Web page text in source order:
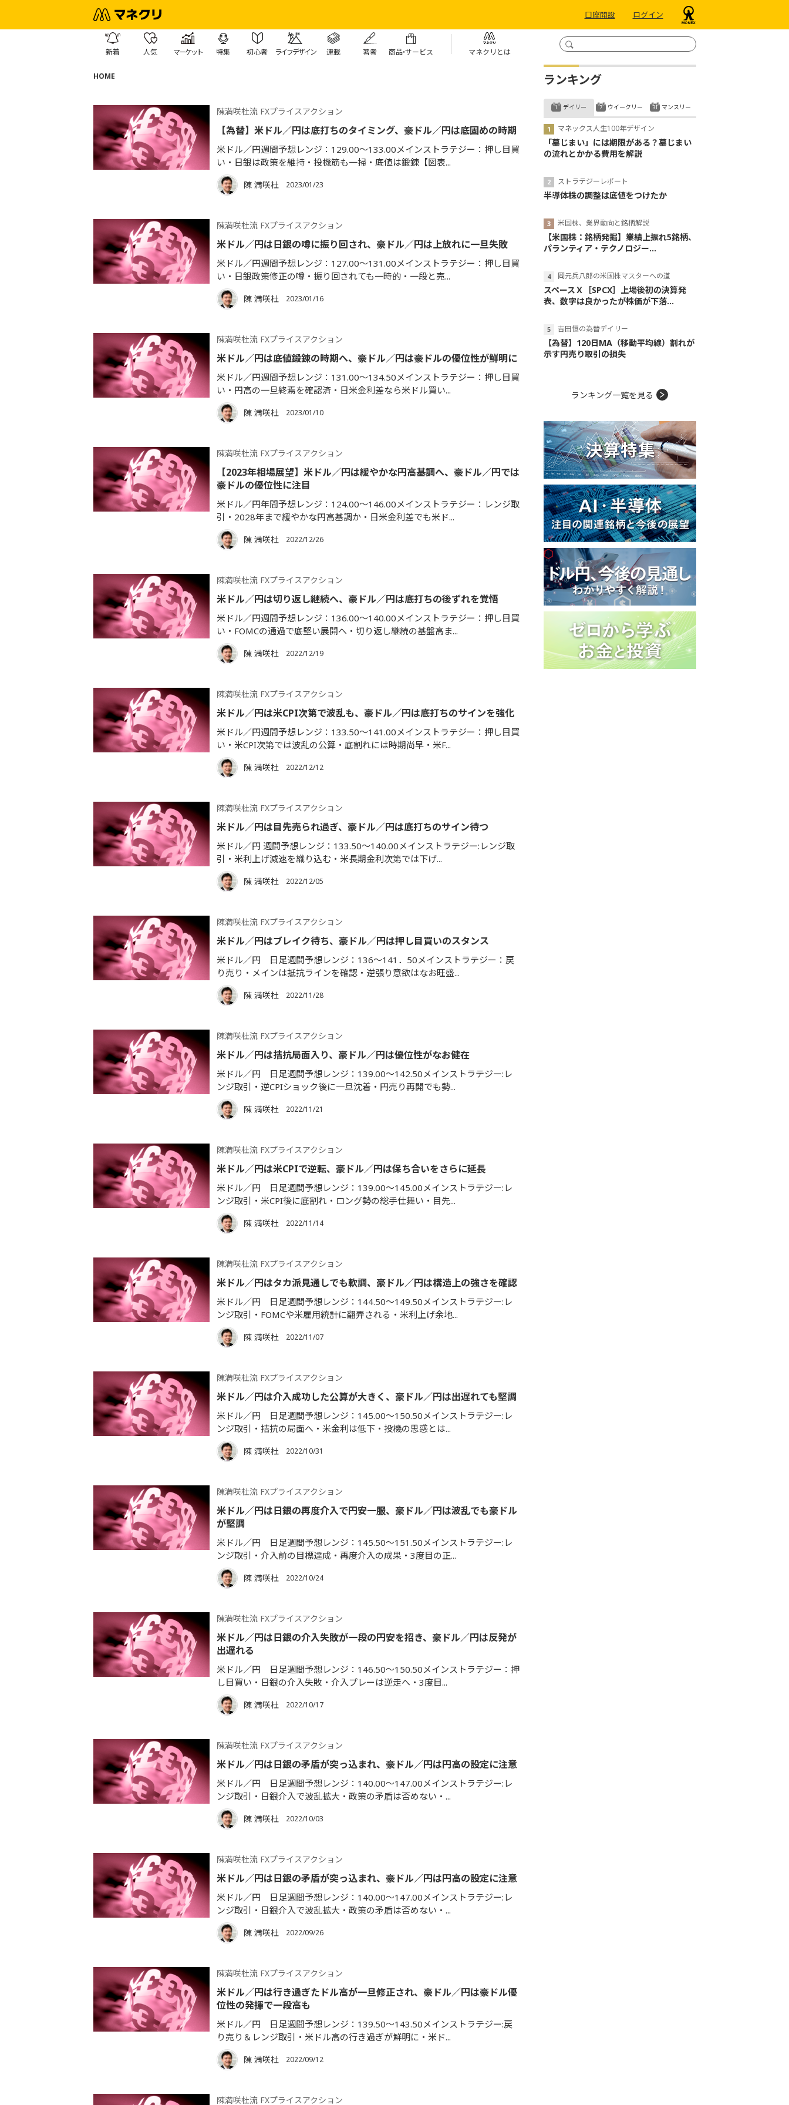
口座開設 ログイン
新着 人気 マーケット 特集 初心者 ライフデザイン 連載 著者 商品・サービス マネクリとは
HOME
陳満咲杜流 FXプライスアクション
【為替】米ドル／円は底打ちのタイミング、豪ドル／円は底固めの時期
米ドル／円週間予想レンジ：129.00～133.00メインストラテジー：押し目買
い・日銀は政策を維持・投機筋も一掃・底値は鍛錬【図表...
陳 満咲杜 2023/01/23
陳満咲杜流 FXプライスアクション
米ドル／円は日銀の噂に振り回され、豪ドル／円は上放れに一旦失敗
米ドル／円週間予想レンジ：127.00～131.00メインストラテジー：押し目買
い・日銀政策修正の噂・振り回されても一時的・一段と売...
陳 満咲杜 2023/01/16
陳満咲杜流 FXプライスアクション
米ドル／円は底値鍛錬の時期へ、豪ドル／円は豪ドルの優位性が鮮明に
米ドル／円週間予想レンジ：131.00～134.50メインストラテジー：押し目買
い・円高の一旦終焉を確認済・日米金利差なら米ドル買い...
陳 満咲杜 2023/01/10
陳満咲杜流 FXプライスアクション
【2023年相場展望】米ドル／円は緩やかな円高基調へ、豪ドル／円では
豪ドルの優位性に注目
米ドル／円年間予想レンジ：124.00～146.00メインストラテジー：レンジ取
引・2028年まで緩やかな円高基調か・日米金利差でも米ド...
陳 満咲杜 2022/12/26
陳満咲杜流 FXプライスアクション
米ドル／円は切り返し継続へ、豪ドル／円は底打ちの後ずれを覚悟
米ドル／円週間予想レンジ：136.00～140.00メインストラテジー：押し目買
い・FOMCの通過で底堅い展開へ・切り返し継続の基盤高ま...
陳 満咲杜 2022/12/19
陳満咲杜流 FXプライスアクション
米ドル／円は米CPI次第で波乱も、豪ドル／円は底打ちのサインを強化
米ドル／円週間予想レンジ：133.50～141.00メインストラテジー：押し目買
い・米CPI次第では波乱の公算・底割れには時期尚早・米F...
陳 満咲杜 2022/12/12
陳満咲杜流 FXプライスアクション
米ドル／円は目先売られ過ぎ、豪ドル／円は底打ちのサイン待つ
米ドル／円 週間予想レンジ：133.50～140.00メインストラテジー:レンジ取
引・米利上げ減速を織り込む・米長期金利次第では下げ...
陳 満咲杜 2022/12/05
陳満咲杜流 FXプライスアクション
米ドル／円はブレイク待ち、豪ドル／円は押し目買いのスタンス
米ドル／円 日足週間予想レンジ：136～141．50メインストラテジー：戻
り売り・メインは抵抗ラインを確認・逆張り意欲はなお旺盛...
陳 満咲杜 2022/11/28
陳満咲杜流 FXプライスアクション
米ドル／円は拮抗局面入り、豪ドル／円は優位性がなお健在
米ドル／円 日足週間予想レンジ：139.00～142.50メインストラテジー:レ
ンジ取引・逆CPIショック後に一旦沈着・円売り再開でも勢...
陳 満咲杜 2022/11/21
陳満咲杜流 FXプライスアクション
米ドル／円は米CPIで逆転、豪ドル／円は保ち合いをさらに延長
米ドル／円 日足週間予想レンジ：139.00～145.00メインストラテジー:レ
ンジ取引・米CPI後に底割れ・ロング勢の総手仕舞い・目先...
陳 満咲杜 2022/11/14
陳満咲杜流 FXプライスアクション
米ドル／円はタカ派見通しでも軟調、豪ドル／円は構造上の強さを確認
米ドル／円 日足週間予想レンジ：144.50～149.50メインストラテジー:レ
ンジ取引・FOMCや米雇用統計に翻弄される・米利上げ余地...
陳 満咲杜 2022/11/07
陳満咲杜流 FXプライスアクション
米ドル／円は介入成功した公算が大きく、豪ドル／円は出遅れても堅調
米ドル／円 日足週間予想レンジ：145.00～150.50メインストラテジー:レ
ンジ取引・拮抗の局面へ・米金利は低下・投機の思惑とは...
陳 満咲杜 2022/10/31
陳満咲杜流 FXプライスアクション
米ドル／円は日銀の再度介入で円安一服、豪ドル／円は波乱でも豪ドル
が堅調
米ドル／円 日足週間予想レンジ：145.50～151.50メインストラテジー:レ
ンジ取引・介入前の目標達成・再度介入の成果・3度目の正...
陳 満咲杜 2022/10/24
陳満咲杜流 FXプライスアクション
米ドル／円は日銀の介入失敗が一段の円安を招き、豪ドル／円は反発が
出遅れる
米ドル／円 日足週間予想レンジ：146.50～150.50メインストラテジー：押
し目買い・日銀の介入失敗・介入プレーは逆走へ・3度目...
陳 満咲杜 2022/10/17
陳満咲杜流 FXプライスアクション
米ドル／円は日銀の矛盾が突っ込まれ、豪ドル／円は円高の設定に注意
米ドル／円 日足週間予想レンジ：140.00～147.00メインストラテジー:レ
ンジ取引・日銀介入で波乱拡大・政策の矛盾は否めない・...
陳 満咲杜 2022/10/03
陳満咲杜流 FXプライスアクション
米ドル／円は日銀の矛盾が突っ込まれ、豪ドル／円は円高の設定に注意
米ドル／円 日足週間予想レンジ：140.00～147.00メインストラテジー:レ
ンジ取引・日銀介入で波乱拡大・政策の矛盾は否めない・...
陳 満咲杜 2022/09/26
陳満咲杜流 FXプライスアクション
米ドル／円は行き過ぎたドル高が一旦修正され、豪ドル／円は豪ドル優
位性の発揮で一段高も
米ドル／円 日足週間予想レンジ：139.50～143.50メインストラテジー:戻
り売り＆レンジ取引・米ドル高の行き過ぎが鮮明に・米ド...
陳 満咲杜 2022/09/12
陳満咲杜流 FXプライスアクション
ランキング
デイリー
マネックス人生100年デザイン
「墓じまい」には期限がある？墓じまい
の流れとかかる費用を解説
ストラテジーレポート
半導体株の調整は底値をつけたか
米国株、業界動向と銘柄解説
【米国株：銘柄発掘】業績上振れ5銘柄、
パランティア・テクノロジー...
岡元兵八郎の米国株マスターへの道
スペースＸ［SPCX］上場後初の決算発
表、数字は良かったが株価が下落...
吉田恒の為替デイリー
【為替】120日MA（移動平均線）割れが
示す円売り取引の損失
ウイークリー マンスリー
ランキング一覧を見る